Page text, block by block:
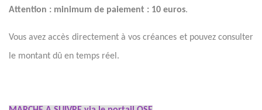
Attention : minimum de paiement : 10 euros.
Vous avez accès directement à vos créances et pouvez consulter
le montant dû en temps réel.